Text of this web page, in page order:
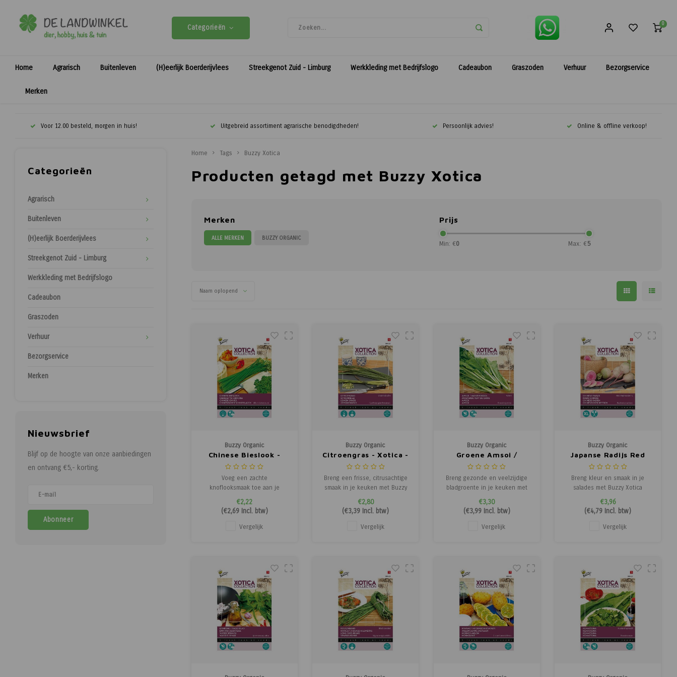
Categorieën 0
Home Agrarisch Buitenleven (H)eerlijk Boerderijvlees Streekgenot Zuid - Limburg Werkkleding met Bedrijfslogo Cadeaubon Graszoden Verhuur Bezorgservice
Merken
Voor 12.00 besteld, morgen in huis! Uitgebreid assortiment agrarische benodigdheden! Persoonlijk advies! Online & offline verkoop!
Categorieën
Agrarisch
Buitenleven
(H)eerlijk Boerderijvlees
Streekgenot Zuid - Limburg
Werkkleding met Bedrijfslogo
Cadeaubon
Graszoden
Verhuur
Bezorgservice
Merken
Nieuwsbrief
Blijf op de hoogte van onze aanbiedingen
en ontvang €5,- korting.
Abonneer
Home Tags Buzzy Xotica
Producten getagd met Buzzy Xotica
Merken
ALLE MERKEN BUZZY ORGANIC
Prijs
Min: €0 Max: €5
Naam oplopend
Buzzy Organic
Chinese Bieslook -
Xotica - Exotische
Groenten
Voeg een zachte
knoflooksmaak toe aan je
gerechten met Buzzy Xotica
Chinese Bieslook. Deze
meerjarige bieslook is ideaal
voor salades, soepen,
van een lange oogstperiode
€2,22
(€2,69Incl. btw)
Vergelijk
Buzzy Organic
Citroengras - Xotica -
Exotische Groenten
Breng een frisse, citrusachtige
smaak in je keuken met Buzzy
Xotica Citroengras. Deze
populaire Aziatische
keukenplant is perfect voor
het kweken in potten en voegt
€2,80
(€3,39 Incl. btw)
Vergelijk
Buzzy Organic
Groene Amsoi /
Mosterdkool - Xotica
- Exotische Groenten
Breng gezonde en veelzijdige
bladgroente in je keuken met
Buzzy Xotica Groene Amsoi.
Deze groene bladkool heeft
een pittige smaak en kan
meerdere keren worden
€3,30
(€3,99Incl. btw)
Vergelijk
Buzzy Organic
Japanse Radijs Red
Impression - Xotica -
Exotische Groenten
Breng kleur en smaak in je
salades met Buzzy Xotica
Chinese Radijs Red Impression
F1. Deze bijzondere radijs
heeft een witte tot lichtgroene
buitenkant en een sappige
€3,96
(€4,79 Incl. btw)
Vergelijk